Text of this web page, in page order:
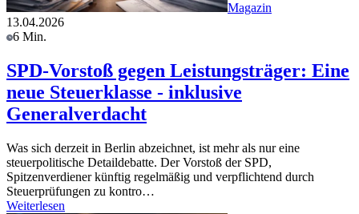
Magazin
13.04.2026
6 Min.
SPD-Vorstoß gegen Leistungsträger: Eine
neue Steuerklasse - inklusive
Generalverdacht
Was sich derzeit in Berlin abzeichnet, ist mehr als nur eine
steuerpolitische Detaildebatte. Der Vorstoß der SPD,
Spitzenverdiener künftig regelmäßig und verpflichtend durch
Steuerprüfungen zu kontro…
Weiterlesen